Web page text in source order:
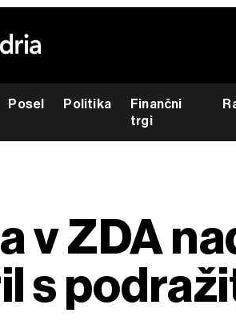
Posel Politika
Finančni
trgi
v ZDA
s